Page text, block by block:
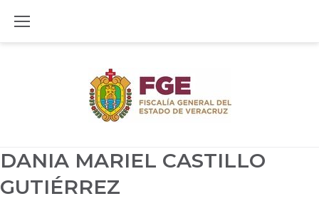
DANIA MARIEL CASTILLO
GUTIÉRREZ